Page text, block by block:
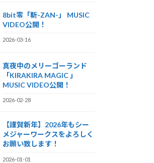
8bit零「斬-ZAN-」 MUSIC
VIDEO公開！
2026-03-16
真夜中のメリーゴーランド
「KIRAKIRA MAGIC 」
MUSIC VIDEO公開！
2026-02-28
【謹賀新年】2026年もシー
メジャーワークスをよろしく
お願い致します！
2026-01-01